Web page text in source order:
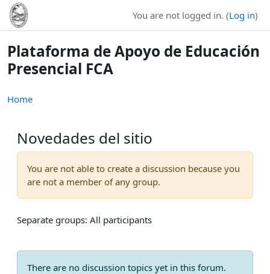
Skip to main content
You are not logged in. (Log in)
Plataforma de Apoyo de Educación
Presencial FCA
Home
Novedades del sitio
You are not able to create a discussion because you
are not a member of any group.
Separate groups: All participants
There are no discussion topics yet in this forum.